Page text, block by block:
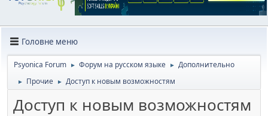
Головне меню
Psyonica Forum ► Форум на русском языке ► Дополнительно
► Прочие ► Доступ к новым возможностям
Доступ к новым возможностям